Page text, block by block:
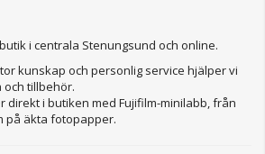
i centrala Stenungsund och online.
kunskap och personlig service hjälper vi
och tillbehör.
direkt i butiken med Fujifilm-minilabb, från
på äkta fotopapper.